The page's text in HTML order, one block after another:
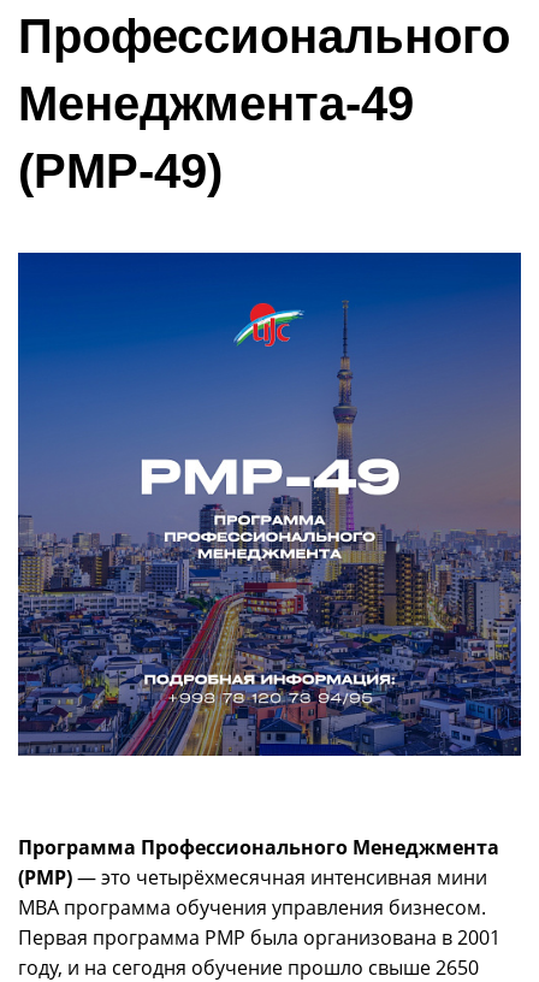
Профессионального
Менеджмента-49
(PMP-49)
Программа Профессионального Менеджмента
(PMP)— это четырёхмесячная интенсивная мини
MBA программа обучения управления бизнесом.
Первая программа PMP была организована в 2001
году, и на сегодня обучение прошло свыше 2650